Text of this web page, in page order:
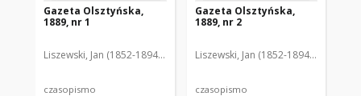
Gazeta Olsztyńska,
1889, nr 1
Liszewski, Jan (1852-1894). Red.
czasopismo
Gazeta Olsztyńska,
1889, nr 2
Liszewski, Jan (1852-1894). Red.
czasopismo